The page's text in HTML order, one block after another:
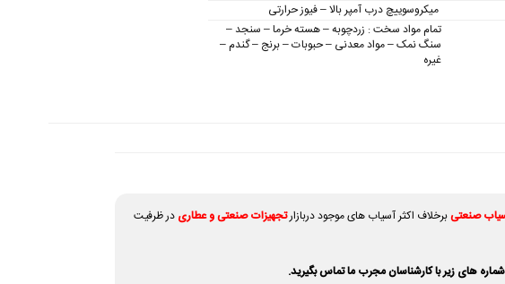
میکروسوییچ درب آمپر بالا – فیوز حرارتی
تمام مواد سخت : زردچوبه – هسته خرما – سنجد –
سنگ نمک – مواد معدنی – حبوبات –برنج – گندم –
غیره
صنعتیبرخلاف اکثر آسیاب های موجود دربازارتجهیزات صنعتی و عطاری در ظرفیت
های زیر با کارشناسان مجرب ما تماس بگیرید.